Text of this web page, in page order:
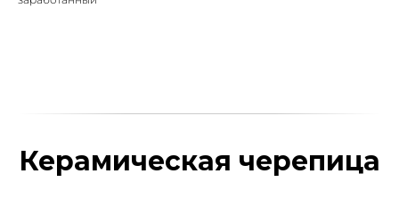
Керамическая черепица